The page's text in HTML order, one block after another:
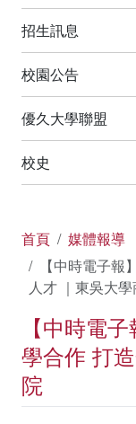
招生訊息
校園公告
優久大學聯盟
校史
首頁
媒體報導
【中時電子
人才 ｜東吳大
【中時電
學合作 打
院